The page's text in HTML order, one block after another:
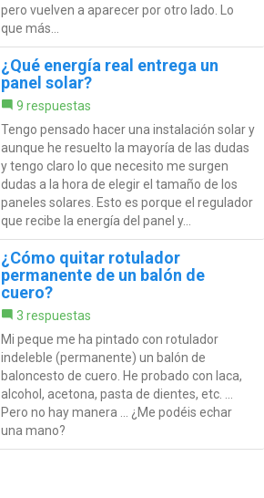
pero vuelven a aparecer por otro lado. Lo
que más...
¿Qué energía real entrega un
panel solar?
9 respuestas
Tengo pensado hacer una instalación solar y
aunque he resuelto la mayoría de las dudas
y tengo claro lo que necesito me surgen
dudas a la hora de elegir el tamaño de los
paneles solares. Esto es porque el regulador
que recibe la energía del panel y...
¿Cómo quitar rotulador
permanente de un balón de
cuero?
3 respuestas
Mi peque me ha pintado con rotulador
indeleble (permanente) un balón de
baloncesto de cuero. He probado con laca,
alcohol, acetona, pasta de dientes, etc. ...
Pero no hay manera ... ¿Me podéis echar
una mano?